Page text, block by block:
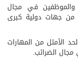
والموظفين في مجال
من جهات دولية كبرى
الأمثل من المهارات
مجال الضرائب.